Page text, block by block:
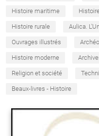
Histoire maritime
Histoire rurale Aulica.
Ouvrages illustrés
Histoire moderne
Religion et société
Beaux-livres - Histoire